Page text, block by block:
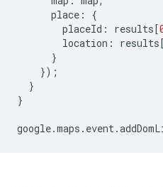
place :
{
placeId : results[
location : results[
}
});
}
}
google.maps . event.